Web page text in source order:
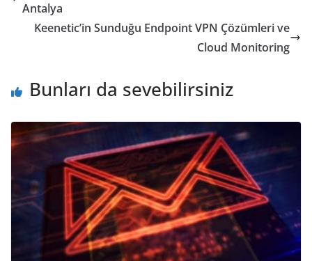
Antalya
Keenetic’in Sunduğu Endpoint VPN Çözümleri ve
Cloud Monitoring
Bunları da sevebilirsiniz